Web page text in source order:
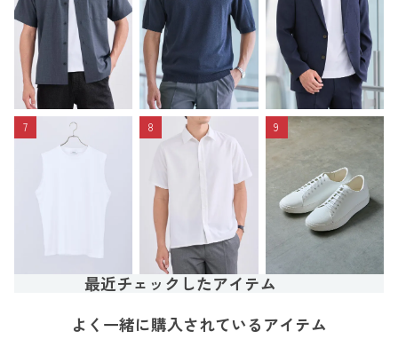
7 8 9
最近チェックしたアイテム
よく一緒に購入されているアイテム